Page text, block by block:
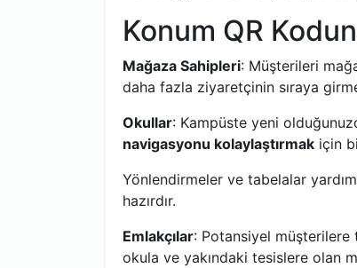
Konum QR
Mağaza Sahipleri: Müşterileri
daha fazla ziyaretçinin sıraya
Okullar: Kampüste yeni
navigasyonu kolaylaştırmak için
Yönlendirmeler ve tabelalar
hazırdır.
Emlakçılar: Potansiyel
okula ve yakındaki tesislere olan